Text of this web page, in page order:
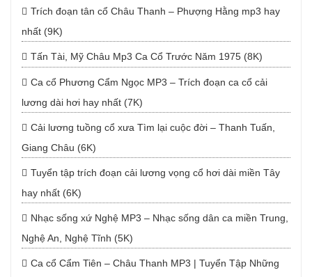
Trích đoạn tân cổ Châu Thanh – Phượng Hằng mp3 hay
nhất (9K)
Tấn Tài, Mỹ Châu Mp3 Ca Cổ Trước Năm 1975 (8K)
Ca cổ Phương Cẩm Ngọc MP3 – Trích đoạn ca cổ cải
lương dài hơi hay nhất (7K)
Cải lương tuồng cổ xưa Tìm lại cuộc đời – Thanh Tuấn,
Giang Châu (6K)
Tuyển tập trích đoạn cải lương vọng cổ hơi dài miền Tây
hay nhất (6K)
Nhạc sống xứ Nghệ MP3 – Nhạc sống dân ca miền Trung,
Nghệ An, Nghệ Tĩnh (5K)
Ca cổ Cẩm Tiên – Châu Thanh MP3 | Tuyển Tập Những